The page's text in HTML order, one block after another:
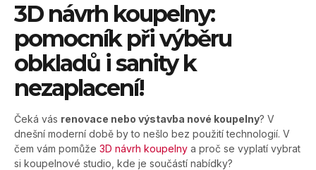
3D návrh koupelny:
pomocník při výběru
obkladů i sanity k
nezaplacení!
Čeká vás renovace nebo výstavba nové koupelny? V
dnešní moderní době by to nešlo bez použití technologií. V
čem vám pomůže 3D návrh koupelny a proč se vyplatí vybrat
si koupelnové studio, kde je součástí nabídky?